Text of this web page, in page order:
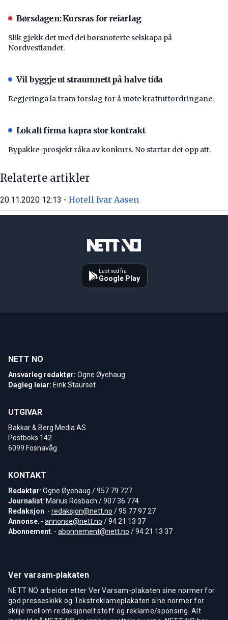
Børsdagen: Kursras for reiarlag
Slik gjekk det med dei børsnoterte selskapa på
Nordvestlandet.
Vil byggje ut straumnett på halve tida
Regjeringa la fram forslag for å møte kraftutfordringane.
Lokalt firma kapra stor kontrakt
Bypakke-prosjekt råka av konkurs. No startar det opp att.
Relaterte artikler
20.11.2020 12:13 - Hotell Ivar Aasen
Last ned fra
Google Play
NETT NO
Ansvarleg redaktør: Ogne Øyehaug
Dagleg leiar: Eirik Staurset
UTGIVAR
Bakkar & Berg Media AS
Postboks 142
6099 Fosnavåg
KONTAKT
Redaktør: Ogne Øyehaug / 957 79 727
Journalist: Marius Rosbach / 907 36 774
Redaksjon: - redaksjon@nett.no / 95 77 97 27
Annonse: - annonse@nett.no / 94 21 13 37
Abonnement: - abonnement@nett.no / 94 21 13 37
Ver varsam-plakaten
NETT NO arbeider etter Ver Varsam-plakaten sine normer for
god presseskikk og Tekstreklameplakaten sine normer for
skilje mellom redaksjonelt stoff og reklame/sponsing. Alt